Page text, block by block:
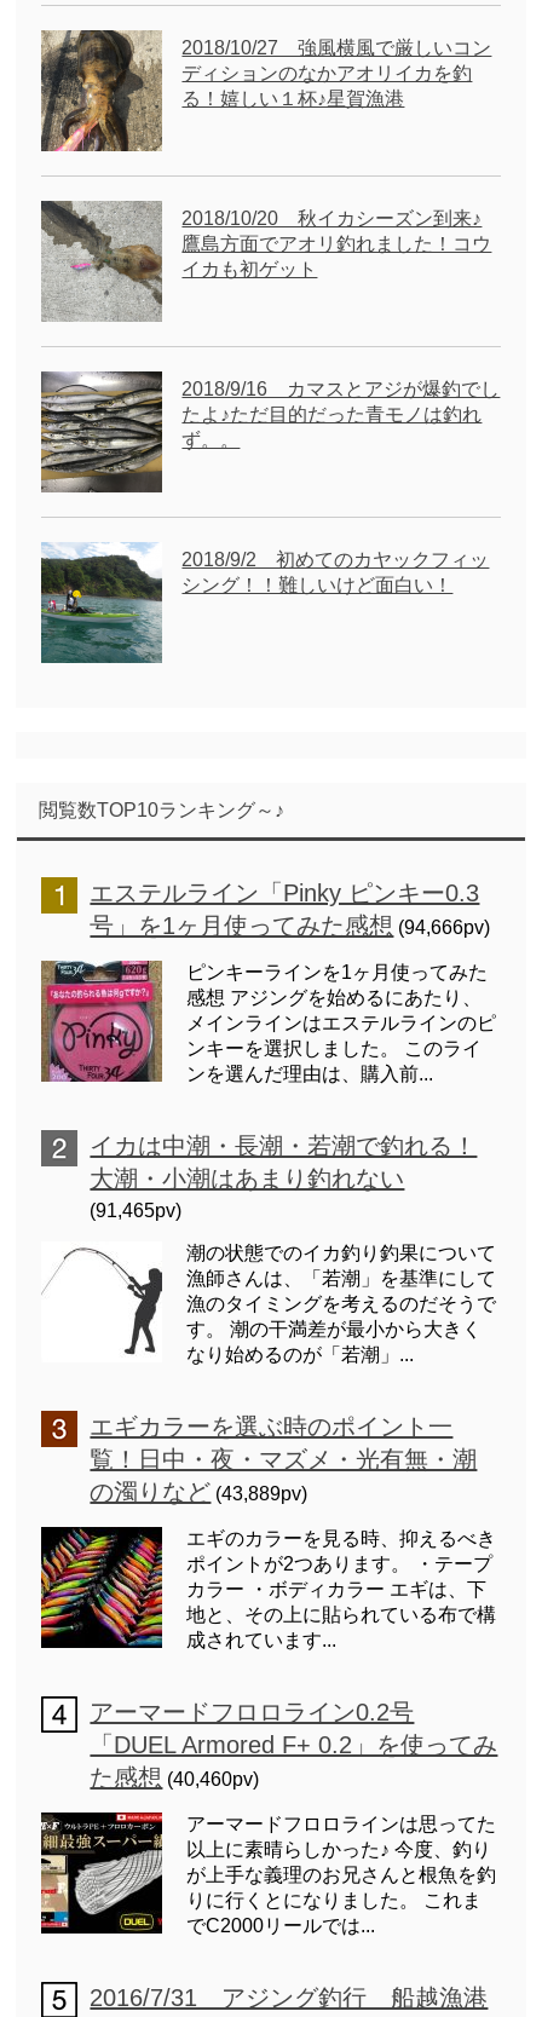
2018/10/27 強風横風で厳しいコン
ディションのなかアオリイカを釣
る！嬉しい１杯♪星賀漁港
2018/10/20 秋イカシーズン到来♪
鷹島方面でアオリ釣れました！コウ
イカも初ゲット
2018/9/16 カマスとアジが爆釣でし
たよ♪ただ目的だった青モノは釣れ
ず。。
2018/9/2 初めてのカヤックフィッ
シング！！難しいけど面白い！
閲覧数TOP10ランキング～♪
エステルライン「Pinky ピンキー0.3
号」を1ヶ月使ってみた感想 (94,666pv)
ピンキーラインを1ヶ月使ってみた
感想 アジングを始めるにあたり、
メインラインはエステルラインのピ
ンキーを選択しました。 このライ
ンを選んだ理由は、購入前...
イカは中潮・長潮・若潮で釣れる！
大潮・小潮はあまり釣れない
(91,465pv)
潮の状態でのイカ釣り釣果について
漁師さんは、「若潮」を基準にして
漁のタイミングを考えるのだそうで
す。 潮の干満差が最小から大きく
なり始めるのが「若潮」...
エギカラーを選ぶ時のポイント一
覧！日中・夜・マズメ・光有無・潮
の濁りなど (43,889pv)
エギのカラーを見る時、抑えるべき
ポイントが2つあります。 ・テープ
カラー ・ボディカラー エギは、下
地と、その上に貼られている布で構
成されています...
アーマードフロロライン0.2号
「DUEL Armored F+ 0.2」を使ってみ
た感想 (40,460pv)
アーマードフロロラインは思ってた
以上に素晴らしかった♪ 今度、釣り
が上手な義理のお兄さんと根魚を釣
りに行くとになりました。 これま
でC2000リールでは...
2016/7/31 アジング釣行 船越漁港